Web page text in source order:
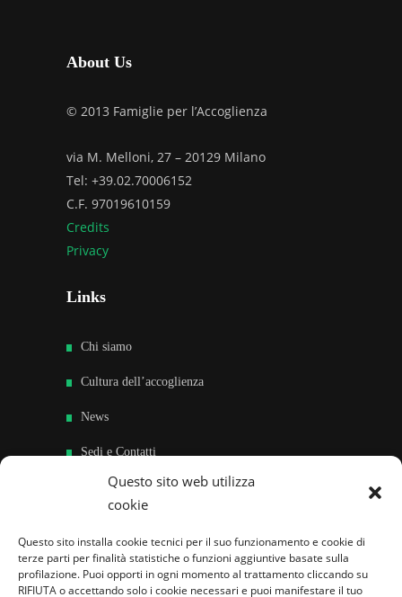
Questo sito web utilizza
cookie
Questo sito installa cookie tecnici per il suo funzionamento e cookie di
terze parti per finalità statistiche o funzioni aggiuntive basate sulla
profilazione. Puoi opporti in ogni momento al trattamento cliccando su
RIFIUTA o accettando solo i cookie necessari e puoi manifestare il tuo
About Us
© 2013 Famiglie per l’Accoglienza
via M. Melloni, 27 – 20129 Milano
Tel: +39.02.70006152
C.F. 97019610159
Credits
Privacy
Links
Chi siamo
Cultura dell’accoglienza
News
Sedi e Contatti
Sostieni
Famiglie per l’accoglienza nel mondo